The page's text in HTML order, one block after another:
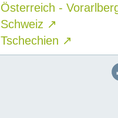
Österreich -
Schweiz ↗
Tschechien ↗